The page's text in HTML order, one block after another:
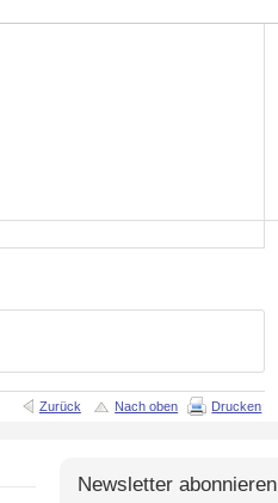
Zurück Nach oben Drucken
Newsletter abonnieren